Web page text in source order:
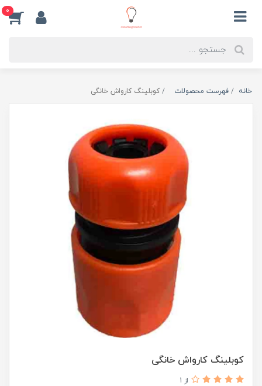
0
خانه فهرست محصولات کوبلینگ کارواش خانگی
کوبلینگ کارواش خانگی
از 1